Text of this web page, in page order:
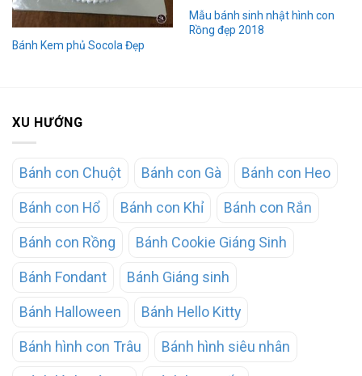
Bánh Kem phủ Socola Đẹp
Mẫu bánh sinh nhật hình con
Rồng đẹp 2018
XU HƯỚNG
Bánh con Chuột Bánh con Gà Bánh con Heo
Bánh con Hổ Bánh con Khỉ Bánh con Rắn
Bánh con Rồng Bánh Cookie Giáng Sinh
Bánh Fondant Bánh Giáng sinh
Bánh Halloween Bánh Hello Kitty
Bánh hình con Trâu Bánh hình siêu nhân